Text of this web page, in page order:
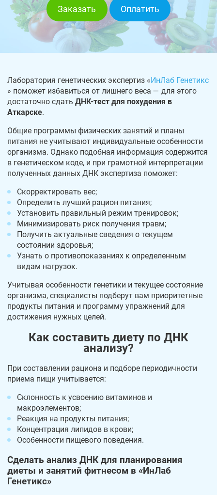
Заказать Оплатить
Лаборатория генетических экспертиз « ИнЛаб Генетикс
» поможет избавиться от лишнего веса — для этого
достаточно сдать ДНК-тест для похудения в
Аткарске.
Общие программы физических занятий и планы
питания не учитывают индивидуальные особенности
организма. Однако подобная информация содержится
в генетическом коде, и при грамотной интерпретации
полученных данных ДНК экспертиза поможет:
Скорректировать вес;
Определить лучший рацион питания;
Установить правильный режим тренировок;
Минимизировать риск получения травм;
Получить актуальные сведения о текущем
состоянии здоровья;
Узнать о противопоказаниях к определенным
видам нагрузок.
Учитывая особенности генетики и текущее состояние
организма, специалисты подберут вам приоритетные
продукты питания и программу упражнений для
достижения нужных целей.
Как составить диету по ДНК
анализу?
При составлении рациона и подборе периодичности
приема пищи учитывается:
Склонность к усвоению витаминов и
макроэлементов;
Реакция на продукты питания;
Концентрация липидов в крови;
Особенности пищевого поведения.
Сделать анализ ДНК для планирования
диеты и занятий фитнесом в «ИнЛаб
Генетикс»